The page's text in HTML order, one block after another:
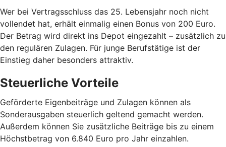
Wer bei Vertragsschluss das 25. Lebensjahr noch nicht
vollendet hat, erhält einmalig einen Bonus von 200 Euro.
Der Betrag wird direkt ins Depot eingezahlt – zusätzlich zu
den regulären Zulagen. Für junge Berufstätige ist der
Einstieg daher besonders attraktiv.
Steuerliche Vorteile
Geförderte Eigenbeiträge und Zulagen können als
Sonderausgaben steuerlich geltend gemacht werden.
Außerdem können Sie zusätzliche Beiträge bis zu einem
Höchstbetrag von 6.840 Euro pro Jahr einzahlen.